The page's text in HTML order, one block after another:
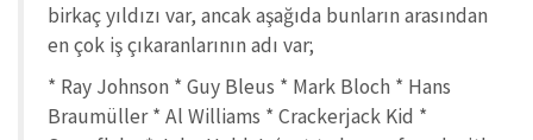
birkaç yıldızı var, ancak aşağıda bunların arasından
en çok iş çıkaranlarının adı var;
* Ray Johnson * Guy Bleus * Mark Bloch * Hans
Braumüller * Al Williams * Crackerjack Kid *